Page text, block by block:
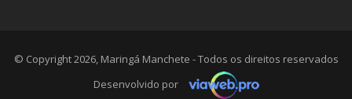
© Copyright 2026, Maringá Manchete - Todos os direitos reservados
Desenvolvido por